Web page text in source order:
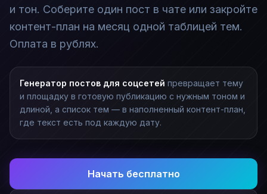
и тон. Соберите один пост в чате или закройте
контент-план на месяц одной таблицей тем.
Оплата в рублях.
Генератор постов для соцсетей превращает тему
и площадку в готовую публикацию с нужным тоном и
длиной, а список тем — в наполненный контент-план,
где текст есть под каждую дату.
Начать бесплатно